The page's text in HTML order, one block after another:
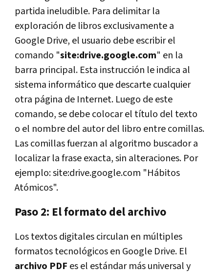
partida ineludible. Para delimitar la
exploración de libros exclusivamente a
Google Drive, el usuario debe escribir el
comando "site:drive.google.com" en la
barra principal. Esta instrucción le indica al
sistema informático que descarte cualquier
otra página de Internet. Luego de este
comando, se debe colocar el título del texto
o el nombre del autor del libro entre comillas.
Las comillas fuerzan al algoritmo buscador a
localizar la frase exacta, sin alteraciones. Por
ejemplo: site:drive.google.com "Hábitos
Atómicos".
Paso 2: El formato del archivo
Los textos digitales circulan en múltiples
formatos tecnológicos en Google Drive. El
archivo PDF es el estándar más universal y